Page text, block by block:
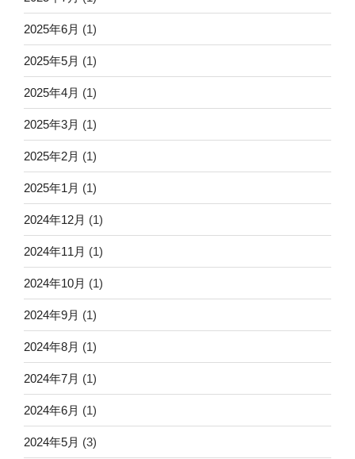
2025年6月 (1)
2025年5月 (1)
2025年4月 (1)
2025年3月 (1)
2025年2月 (1)
2025年1月 (1)
2024年12月 (1)
2024年11月 (1)
2024年10月 (1)
2024年9月 (1)
2024年8月 (1)
2024年7月 (1)
2024年6月 (1)
2024年5月 (3)